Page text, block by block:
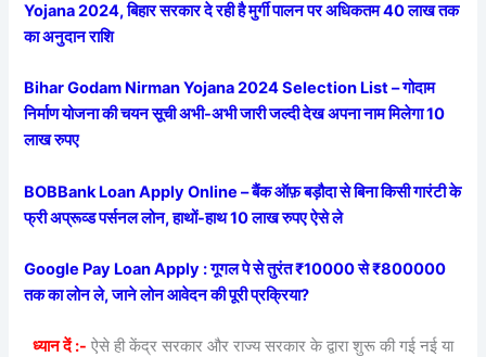
Yojana 2024, बिहार सरकार दे रही है मुर्गी पालन पर अधिकतम 40 लाख तक
का अनुदान राशि
Bihar Godam Nirman Yojana 2024 Selection List – गोदाम
निर्माण योजना की चयन सूची अभी-अभी जारी जल्दी देख अपना नाम मिलेगा 10
लाख रुपए
BOBBank Loan Apply Online – बैंक ऑफ़ बड़ौदा से बिना किसी गारंटी के
फ्री अप्रूव्ड पर्सनल लोन, हाथों-हाथ 10 लाख रुपए ऐसे ले
Google Pay Loan Apply : गूगल पे से तुरंत ₹10000 से ₹800000
तक का लोन ले, जाने लोन आवेदन की पूरी प्रक्रिया?
ध्यान दें :- ऐसे ही केंद्र सरकार और राज्य सरकार के द्वारा शुरू की गई नई या